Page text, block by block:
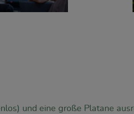
und eine große Platane